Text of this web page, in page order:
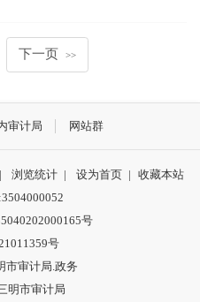
下一页 >>
审计局 网站群
| 浏览统计 | 设为首页 | 收藏本站
号
号
市审计局.政务
明市审计局